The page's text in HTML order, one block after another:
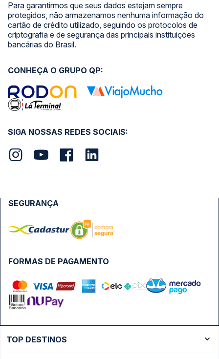
Para garantirmos que seus dados estejam sempre
protegidos, não armazenamos nenhuma informação do
cartão de crédito utilizado, seguindo os protocolos de
criptografia e de segurança das principais instituições
bancárias do Brasil.
SIGA NOSSAS REDES SOCIAIS:
CONHEÇA O GRUPO QP:
FORMAS DE PAGAMENTO
SEGURANÇA
TOP DESTINOS